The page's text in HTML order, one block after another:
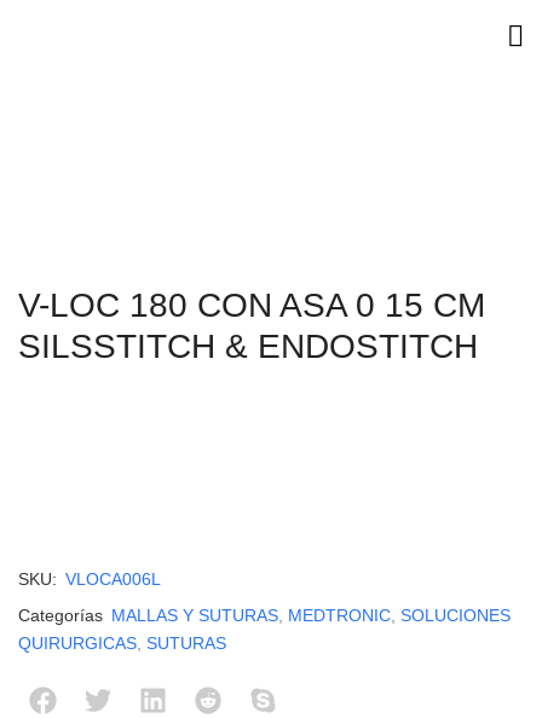
V-LOC 180 CON ASA 0 15 CM
SILSSTITCH & ENDOSTITCH
SKU: VLOCA006L
Categorías MALLAS Y SUTURAS, MEDTRONIC, SOLUCIONES
QUIRURGICAS, SUTURAS